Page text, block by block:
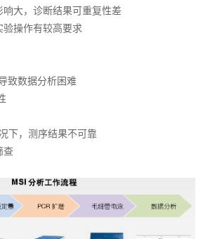
大，诊断结果可重复性差
操作有较高要求
致数据分析困难
下，测序结果不可靠
查